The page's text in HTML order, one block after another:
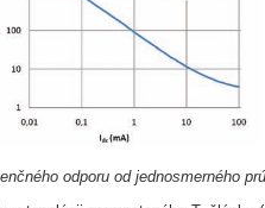
odporu od jednosmerného